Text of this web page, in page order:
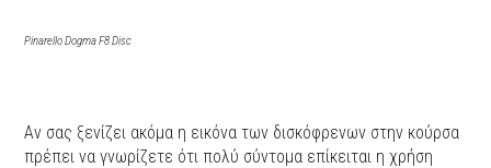
Pinarello Dogma F8 Disc
Αν σας ξενίζει ακόμα η εικόνα των δισκόφρενων στην κούρσα
πρέπει να γνωρίζετε ότι πολύ σύντομα επίκειται η χρήση